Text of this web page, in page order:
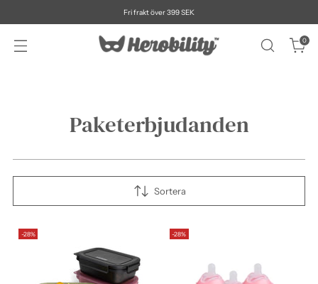
Fri frakt över 399 SEK
0
Paketerbjudanden
Sortera
-28% -28%